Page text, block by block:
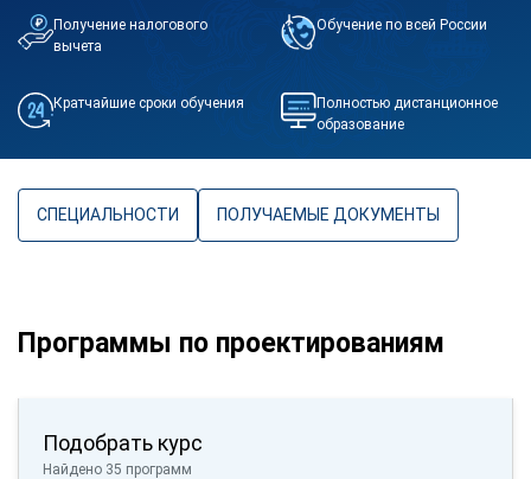
Получение налогового
вычета
Обучение по всей России
Кратчайшие сроки обучения
Полностью дистанционное
образование
СПЕЦИАЛЬНОСТИ ПОЛУЧАЕМЫЕ ДОКУМЕНТЫ
Программы по проектированиям
Подобрать курс
Найдено 35 программ